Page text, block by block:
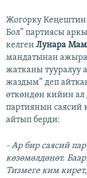
Жогорку
Бол” партиясы
келген Лунара
мандатынан
жатканы тууралуу
жаздым” деп
өткөндөн кийин
партиянын саясий
айтып берди:
- Ар бир саясий
көзөмөлдөнөт.
Тизмеге ким